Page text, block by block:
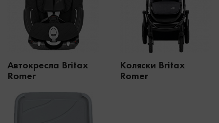
Автокресла Britax
Romer
Коляски Britax
Romer